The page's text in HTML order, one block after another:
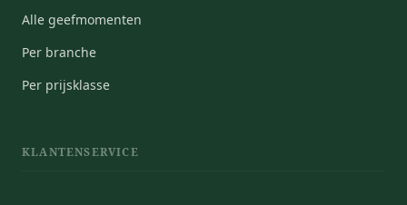
Alle geefmomenten
Per branche
Per prijsklasse
KLANTENSERVICE